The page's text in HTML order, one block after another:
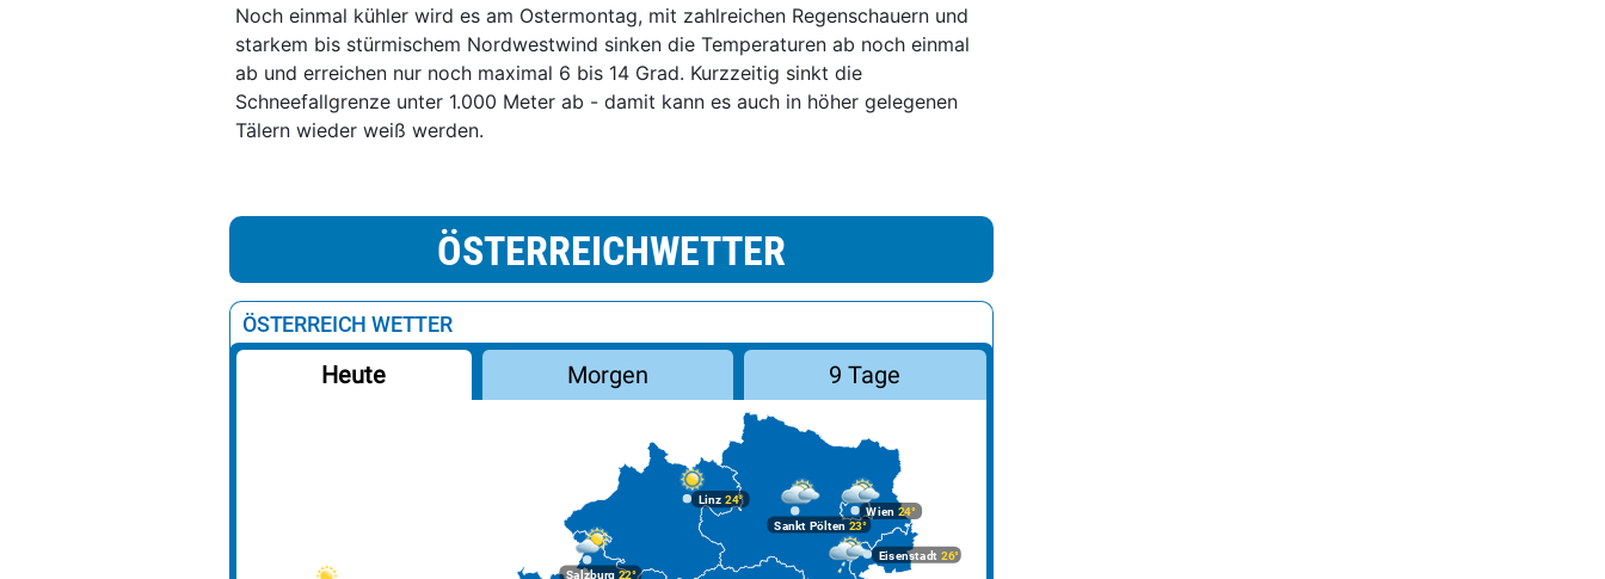
Noch einmal kühler wird es am Ostermontag, mit zahlreichen Regenschauern und
starkem bis stürmischem Nordwestwind sinken die Temperaturen ab noch einmal
ab und erreichen nur noch maximal 6 bis 14 Grad. Kurzzeitig sinkt die
Schneefallgrenze unter 1.000 Meter ab - damit kann es auch in höher gelegenen
Tälern wieder weiß werden.
ÖSTERREICHWETTER
ÖSTERREICH WETTER
Heute Morgen 9 Tage
Linz 24°
Salzburg22°
Wien 24°
Eisenstadt 26°
Sankt Pölten 23°